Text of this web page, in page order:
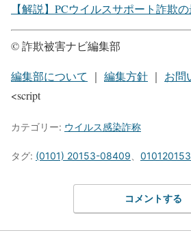
【解説】PCウイルスサポート詐欺
© 詐欺被害ナビ編集部
編集部について ｜ 編集方針 ｜ お問
<script
カテゴリー: ウイルス感染詐称
タグ: (0101) 20153-08409
コメントする